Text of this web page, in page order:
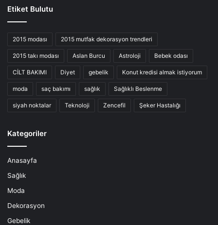
Etiket Bulutu
2015 modası 2015 mutfak dekorasyon trendleri
2015 takı modası Aslan Burcu Astroloji Bebek odası
CİLT BAKIMI Diyet gebelik Konut kredisi almak istiyorum
moda saç bakımı sağlık Sağlıklı Beslenme
siyah noktalar Teknoloji Zencefil Şeker Hastalığı
Kategoriler
Anasayfa
Sağlık
Moda
Dekorasyon
Gebelik